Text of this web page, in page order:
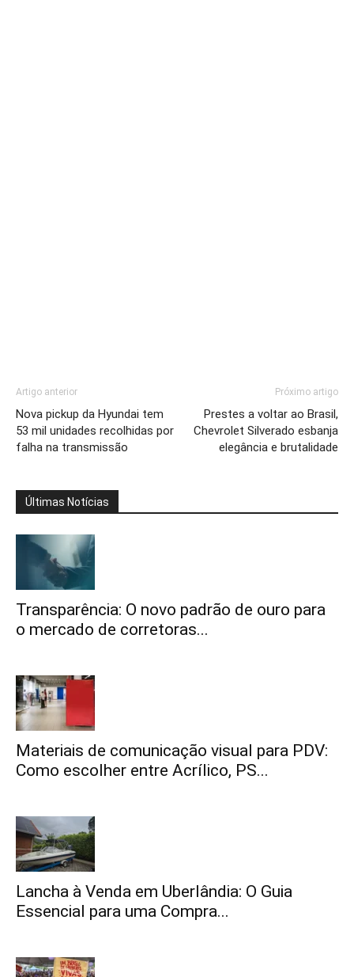
Artigo anterior
Nova pickup da Hyundai tem
53 mil unidades recolhidas por
falha na transmissão
Próximo artigo
Prestes a voltar ao Brasil,
Chevrolet Silverado esbanja
elegância e brutalidade
Últimas Notícias
Transparência: O novo padrão de ouro para
o mercado de corretoras...
Materiais de comunicação visual para PDV:
Como escolher entre Acrílico, PS...
Lancha à Venda em Uberlândia: O Guia
Essencial para uma Compra...